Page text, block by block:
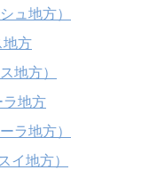
ュ地方）
地方
地方）
ラ地方
ラ地方）
イ地方）